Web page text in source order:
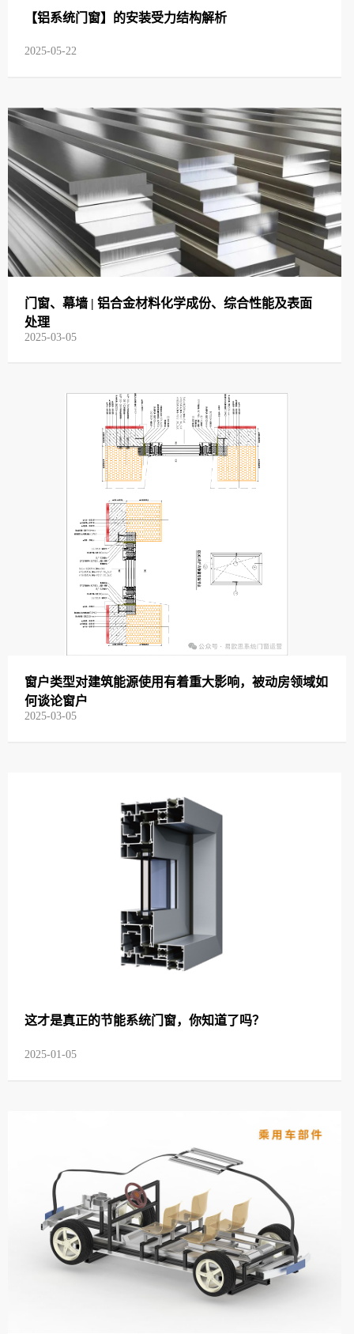
【铝系统门窗】的安装受力结构解析
2025-05-22
门窗、幕墙 | 铝合金材料化学成份、综合性能及表面
处理
2025-03-05
窗户类型对建筑能源使用有着重大影响，被动房领域如
何谈论窗户
2025-03-05
这才是真正的节能系统门窗，你知道了吗？
2025-01-05